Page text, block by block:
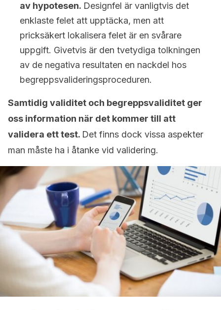
av hypotesen. Designfel är vanligtvis det
enklaste felet att upptäcka, men att
pricksäkert lokalisera felet är en svårare
uppgift. Givetvis är den tvetydiga tolkningen
av de negativa resultaten en nackdel hos
begreppsvalideringsproceduren.
Samtidig validitet och begreppsvaliditet ger
oss information när det kommer till att
validera ett test. Det finns dock vissa aspekter
man måste ha i åtanke vid validering.